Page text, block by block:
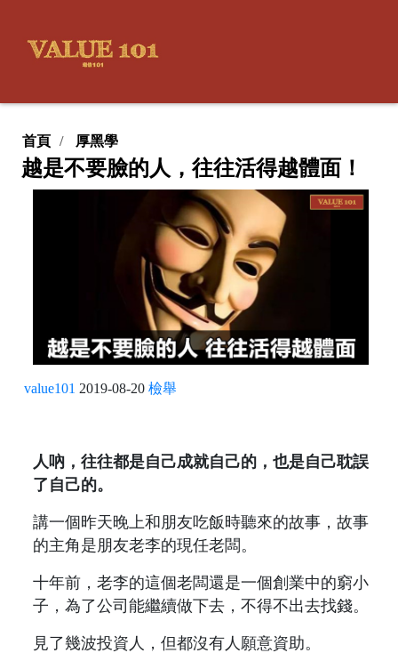
首頁 厚黑學
越是不要臉的人，往往活得越體面！
value101 2019-08-20 檢舉
人吶，往往都是自己成就自己的，也是自己耽誤
了自己的。
講一個昨天晚上和朋友吃飯時聽來的故事，故事
的主角是朋友老李的現任老闆。
十年前，老李的這個老闆還是一個創業中的窮小
子，為了公司能繼續做下去，不得不出去找錢。
見了幾波投資人，但都沒有人願意資助。